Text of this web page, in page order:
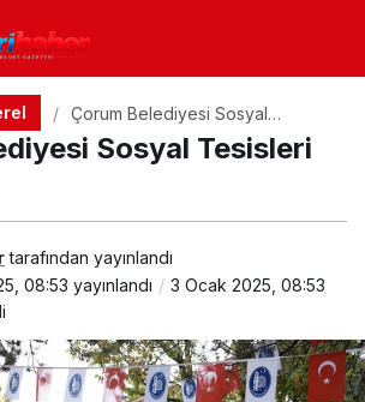
Çorum Belediyesi Sosyal
Tesisleri Rekor Kırdı
Sosyal Tesisleri
tarafından yayınlandı
08:53 yayınlandı
3 Ocak 2025, 08:53